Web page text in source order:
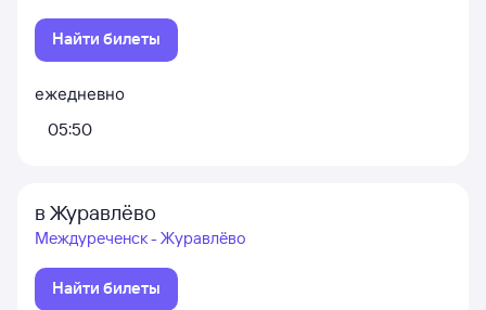
Найти билеты
ежедневно
05:50
в Журавлёво
Междуреченск - Журавлёво
Найти билеты